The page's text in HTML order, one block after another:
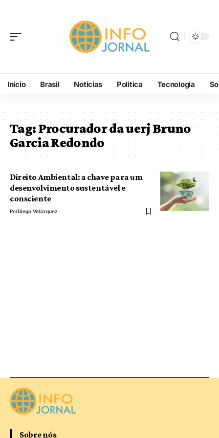
Início Brasil Noticias Politica Tecnologia
Tag:Procurador da uerj Bruno
Garcia Redondo
Direito Ambiental: a chave para um
desenvolvimento sustentável e
consciente
PorDiego Velázquez
Sobre nós